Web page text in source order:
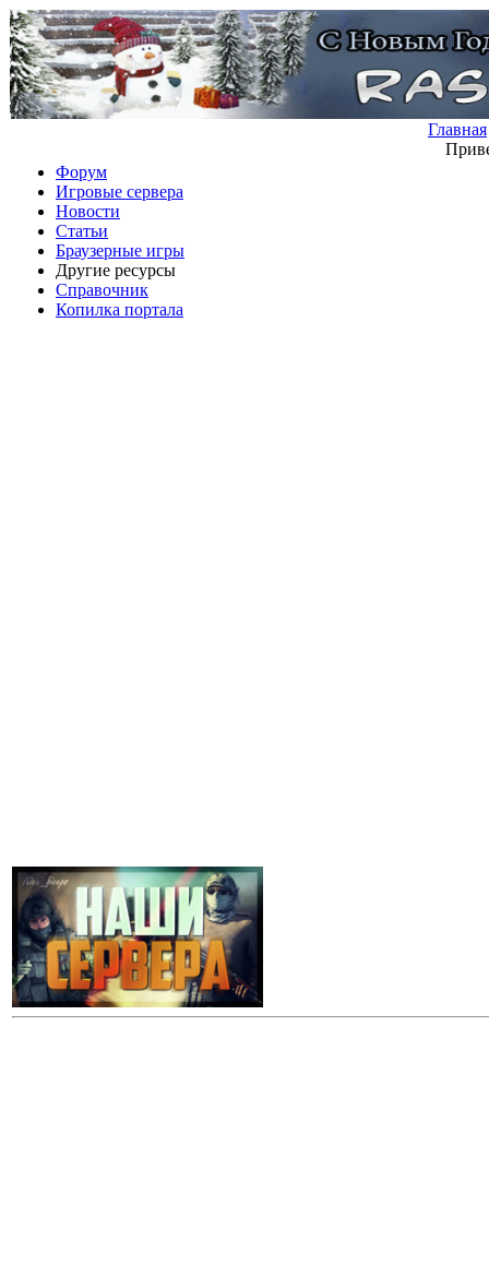
Главная
Форум
Игровые сервера
Новости
Статьи
Браузерные игры
Другие ресурсы
Справочник
Копилка портала